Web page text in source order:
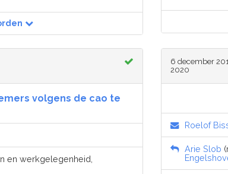
volgens de cao te
en werkgelegenheid,
6 december
2020
Roelof
Arie Slob